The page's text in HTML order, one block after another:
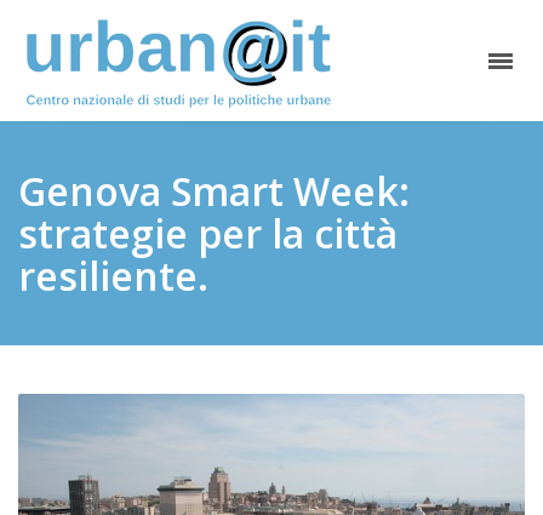
Genova Smart Week:
strategie per la città
resiliente.